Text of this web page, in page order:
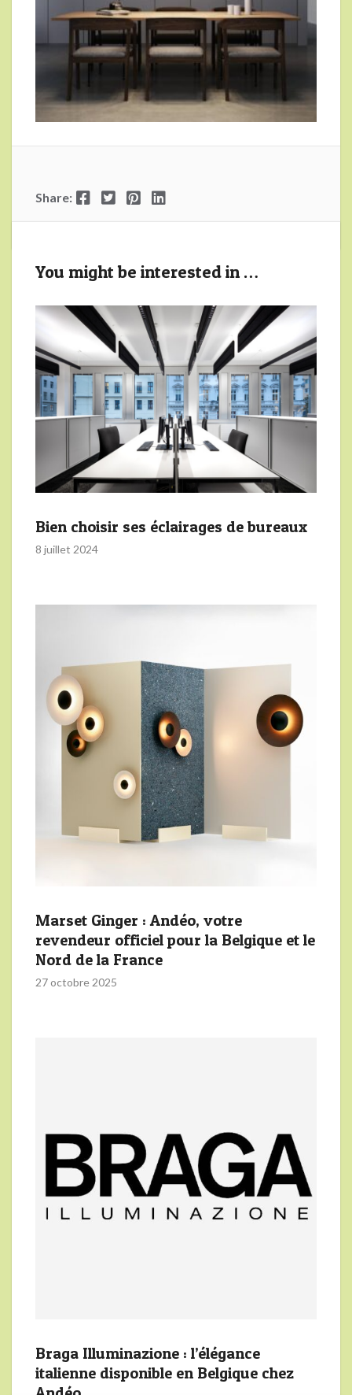
Share: Facebook Twitter Pinterest LinkedIn
You might be interested in …
Bien choisir ses éclairages de bureaux
8 juillet 2024
Marset Ginger : Andéo, votre
revendeur officiel pour la Belgique et le
Nord de la France
27 octobre 2025
Braga Illuminazione : l’élégance
italienne disponible en Belgique chez